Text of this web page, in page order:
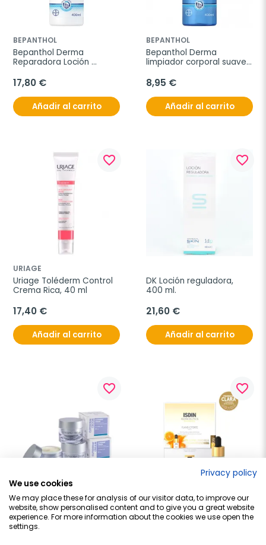
BEPANTHOL
Bepanthol Derma
Reparadora Loción
17,80 €
Añadir al carrito
BEPANTHOL
Bepanthol Derma
limpiador corporal suave
8,95 €
Añadir al carrito
favorite_border
URIAGE
Uriage Toléderm Control
Crema Rica, 40 ml
17,40 €
Añadir al carrito
favorite_border
DK Loción reguladora,
400 ml.
21,60 €
Añadir al carrito
favorite_border
UNIPHARMA
Cutiderm Crema, 50ml.
favorite_border
ISDIN
Isdinceutics Flavo C Forte
Tratamiento 30 días, 3
Privacy policy
We use cookies
We may place these for analysis of our visitor data, to improve our
website, show personalised content and to give you a great website
experience. For more information about the cookies we use open the
settings.